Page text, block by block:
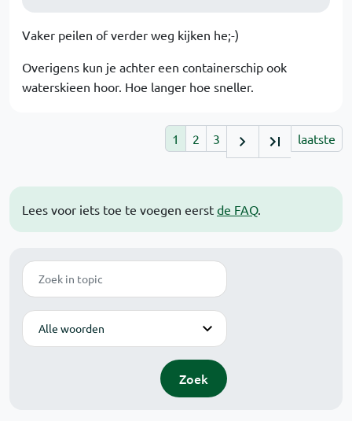
Lees voor iets toe te voegen eerst de FAQ.
Zoek
Modus
Zoek
Vaker peilen of verder weg kijken he;-)
Overigens kun je achter een containerschip ook
waterskieen hoor. Hoe langer hoe sneller.
1 2 3 laatste